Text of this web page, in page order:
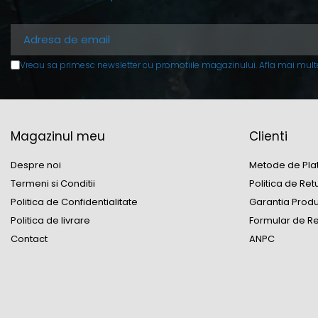
Vas de expansiune
Pompă de căldură
Țeavă de pardoseală
Grupuri de pompare și
accesorii
Automatizări & control
Pachete încălzire în
pardoseală
Vreau sa primesc newsletter cu promotiile magazinului. Afla mai
Magazinul meu
Despre noi
Termeni si Conditii
Politica de Confidentialitate
Politica de livrare
Contact
Clienti
Metode de
Politica de
Garantia
Formular de
ANPC